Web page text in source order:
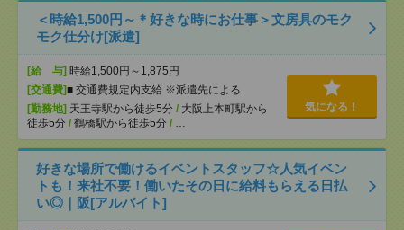
＜時給1,500円～＊好きな時にお仕事＞文房具のモク
モク仕分け[派遣]
[給 与] 時給1,500円～1,875円
[交通費]■ 交通費規定内支給 ※派遣先による
[勤務地] 天王寺駅から徒歩5分 / 大阪上本町駅から
徒歩5分 / 鶴橋駅から徒歩5分 / …
気になる！
好きな場所で働けるイベントスタッフ☆人気イベン
トも！来社不要！働いたその日に給料もらえる日払
い◎｜阪[アルバイト]